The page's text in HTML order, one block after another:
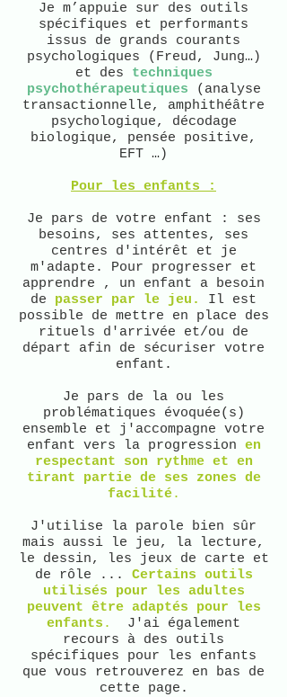
Je m’appuie sur des outils
spécifiques et performants
issus de grands courants
psychologiques (Freud, Jung…)
et des techniques
psychothérapeutiques
(analyse
transactionnelle, amphithéâtre
psychologique, décodage
biologique, pensée positive,
EFT …)
Pour les enfants :
Je pars de votre enfant : ses
besoins, ses attentes, ses
centres d'intérêt et je
m'adapte. Pour progresser et
apprendre , un enfant a besoin
de passer par le jeu.
Il est
possible de mettre en place des
rituels d'arrivée et/ou de
départ afin de sécuriser votre
enfant.
Je pars de la ou les
problématiques évoquée(s)
ensemble et j'accompagne votre
enfant vers la progression en
respectant son rythme et en
tirant partie de ses zones de
facilité.
J'utilise la parole bien sûr
mais aussi le jeu, la lecture,
le dessin, les jeux de carte et
de rôle ... Certains outils
utilisés pour les adultes
peuvent être adaptés pour les
enfants .
J'ai également
recours à des outils
spécifiques pour les enfants
que vous retrouverez en bas de
cette page.